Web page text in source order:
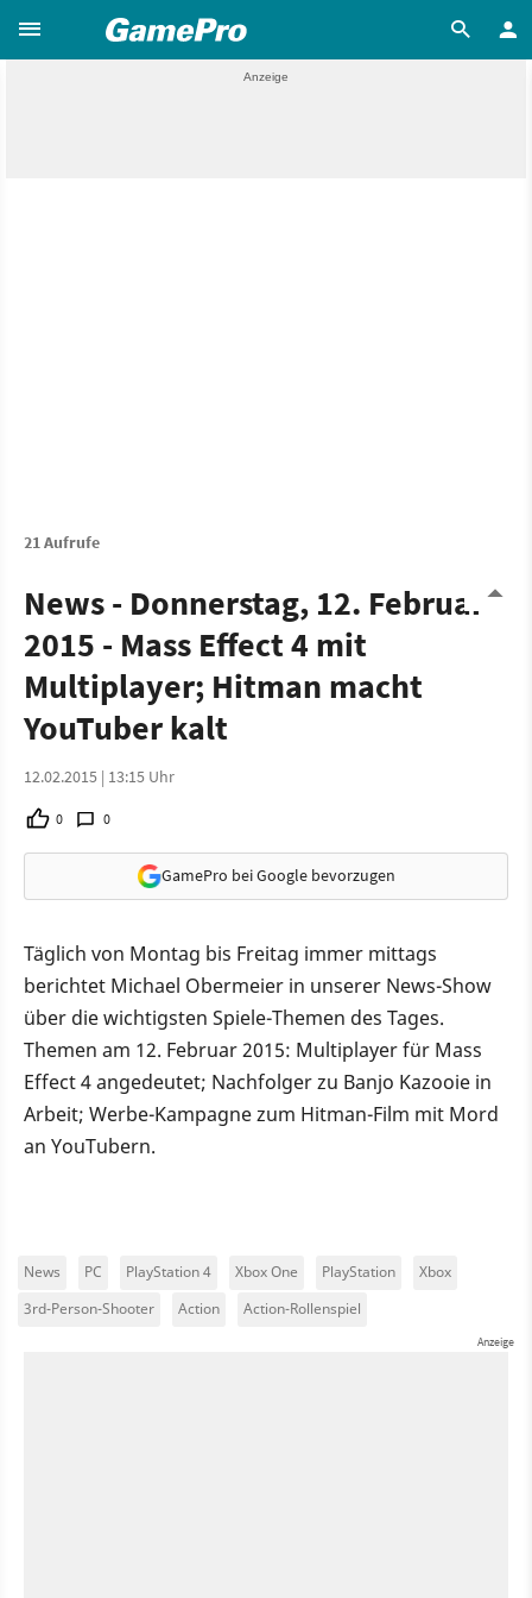
21 Aufrufe
News - Donnerstag, 12. Februar
2015 - Mass Effect 4 mit
Multiplayer; Hitman macht
YouTuber kalt
12.02.2015 | 13:15 Uhr
0 0
GamePro bei Google bevorzugen
Täglich von Montag bis Freitag immer mittags
berichtet Michael Obermeier in unserer News-Show
über die wichtigsten Spiele-Themen des Tages.
Themen am 12. Februar 2015: Multiplayer für Mass
Effect 4 angedeutet; Nachfolger zu Banjo Kazooie in
Arbeit; Werbe-Kampagne zum Hitman-Film mit Mord
an YouTubern.
News PC PlayStation 4 Xbox One PlayStation
Xbox
3rd-Person-Shooter
Action Action-Rollenspiel